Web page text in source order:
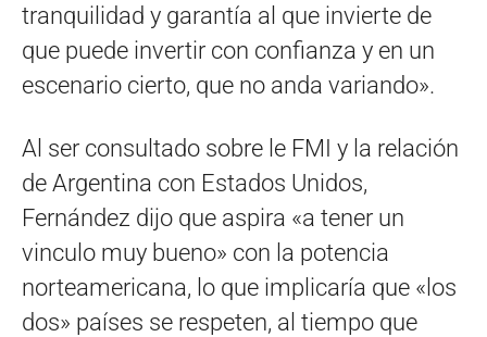
tranquilidad y garantía al que invierte de
que puede invertir con confianza y en un
escenario cierto, que no anda variando».
Al ser consultado sobre le FMI y la relación
de Argentina con Estados Unidos,
Fernández dijo que aspira «a tener un
vinculo muy bueno» con la potencia
norteamericana, lo que implicaría que «los
dos» países se respeten, al tiempo que